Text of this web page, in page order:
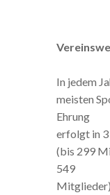
In jedem
meisten
Ehrung
erfolgt in 3
(bis 299
549